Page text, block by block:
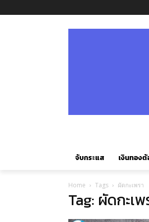
จับกระแส เงินทอง
Home Tags ผัดกะเพรา
Tag: ผัดกะเพ